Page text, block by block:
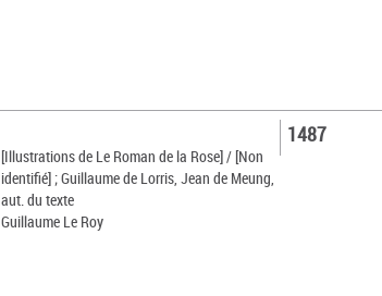
[Illustrations de Le Roman de la Rose] / [Non
identifié] ; Guillaume de Lorris, Jean de Meung,
aut. du texte
Guillaume Le Roy
1487